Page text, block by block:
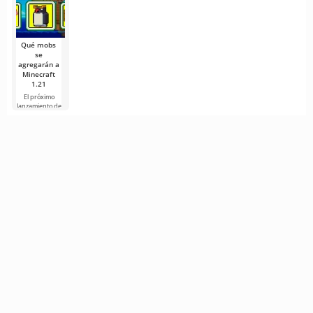
— es uno de
los
Qué mobs
se
agregarán a
Minecraft
1.21
El próximo
lanzamiento de